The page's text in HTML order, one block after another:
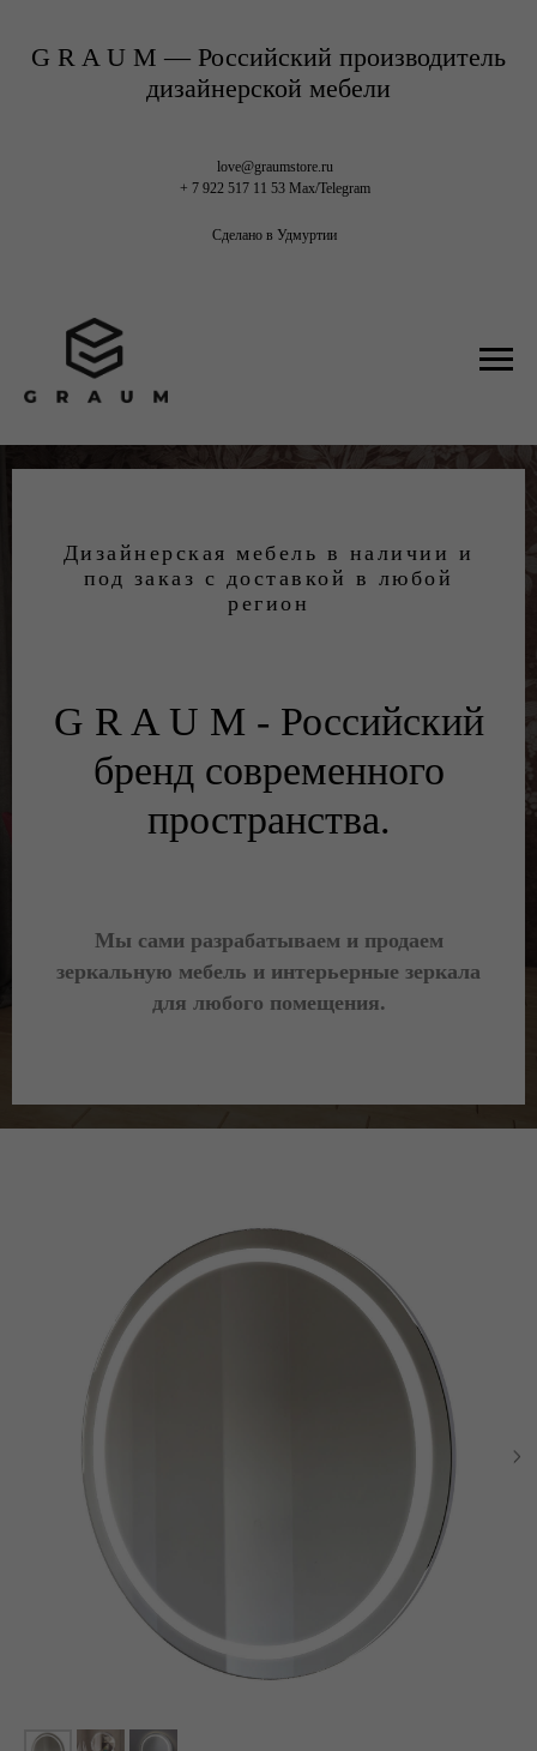
G R A U M — Российский производитель
дизайнерской мебели
love@graumstore.ru
+ 7 922 517 11 53 Max/Telegram
Сделано в Удмуртии
Дизайнерская мебель в наличии и
под заказ с доставкой в любой
регион
G R A U M - Российский
бренд современного
пространства.
Мы сами разрабатываем и продаем
зеркальную мебель и интерьерные зеркала
для любого помещения.